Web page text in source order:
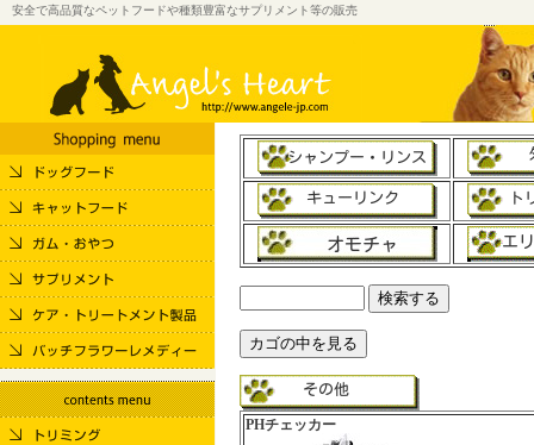
安全で高品質なペットフードや種類豊富なサプリメント等の販売
PHチェッカー